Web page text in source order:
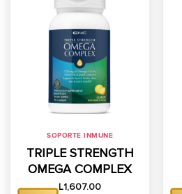
SOPORTE INMUNE
TRIPLE STRENGTH
OMEGA COMPLEX
L1,607.00